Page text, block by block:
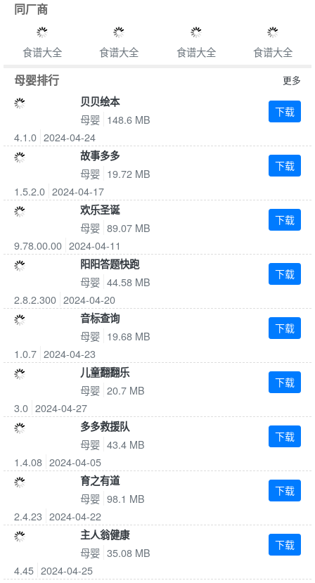
同厂商
食谱大全 食谱大全 食谱大全 食谱大全
母婴排行 更多
贝贝绘本
母婴 148.6 MB
4.1.0 2024-04-24
下载
故事多多
母婴 19.72 MB
1.5.2.0 2024-04-17
下载
欢乐圣诞
母婴 89.07 MB
9.78.00.00 2024-04-11
下载
阳阳答题快跑
母婴 44.58 MB
2.8.2.300 2024-04-20
下载
音标查询
母婴 19.68 MB
1.0.7 2024-04-23
下载
儿童翻翻乐
母婴 20.7 MB
3.0 2024-04-27
下载
多多救援队
母婴 43.4 MB
1.4.08 2024-04-05
下载
育之有道
母婴 98.1 MB
2.4.23 2024-04-22
下载
主人翁健康
母婴 35.08 MB
4.45 2024-04-25
下载